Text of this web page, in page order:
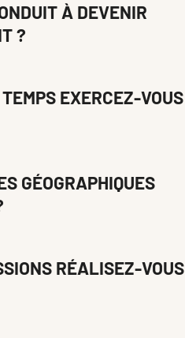
À DEVENIR
?
EXERCEZ-VOUS
GÉOGRAPHIQUES
RÉALISEZ-VOUS